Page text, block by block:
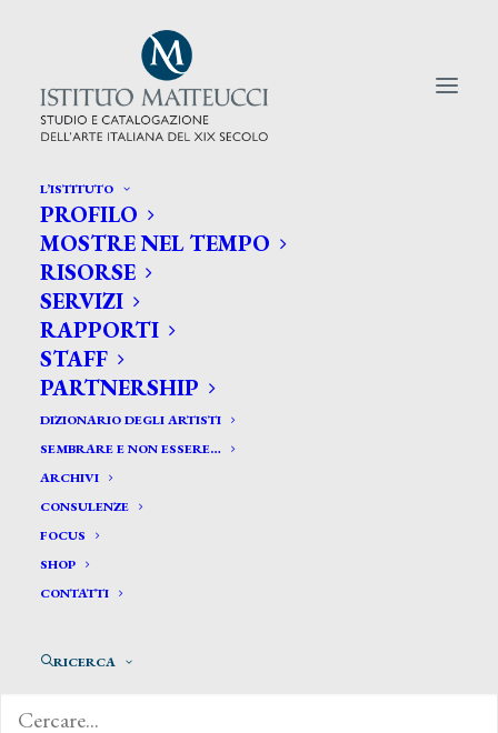
L’ISTITUTO
PROFILO
MOSTRE NEL TEMPO
RISORSE
SERVIZI
RAPPORTI
STAFF
PARTNERSHIP
DIZIONARIO DEGLI ARTISTI
SEMBRARE E NON ESSERE…
ARCHIVI
CONSULENZE
FOCUS
SHOP
CONTATTI
RICERCA
CERCA TRA GLI ARTISTI:
Search
for:
Sbolci Ferdinando